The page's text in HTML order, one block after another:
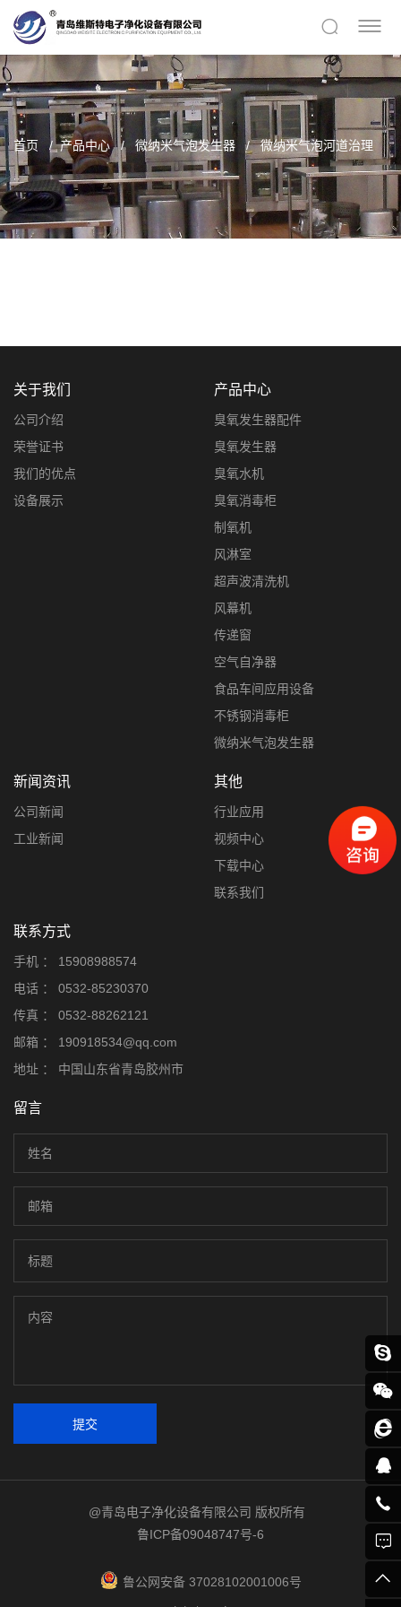
首页 产品中心 微纳米气泡发生器 微纳米气泡河道治理
关于我们
公司介绍
荣誉证书
我们的优点
设备展示
产品中心
臭氧发生器配件
臭氧发生器
臭氧水机
臭氧消毒柜
制氧机
风淋室
超声波清洗机
风幕机
传递窗
空气自净器
食品车间应用设备
不锈钢消毒柜
微纳米气泡发生器
新闻资讯
公司新闻
工业新闻
其他
行业应用
视频中心
下载中心
联系我们
联系方式
手机 ：
15908988574
电话 ：
0532-85230370
传真 ：
0532-88262121
邮箱 ：
190918534@qq.com
地址 ：
中国山东省青岛胶州市
留言
提交
@青岛电子净化设备有限公司 版权所有
鲁ICP备09048747号-6
鲁公网安备 37028102001006号